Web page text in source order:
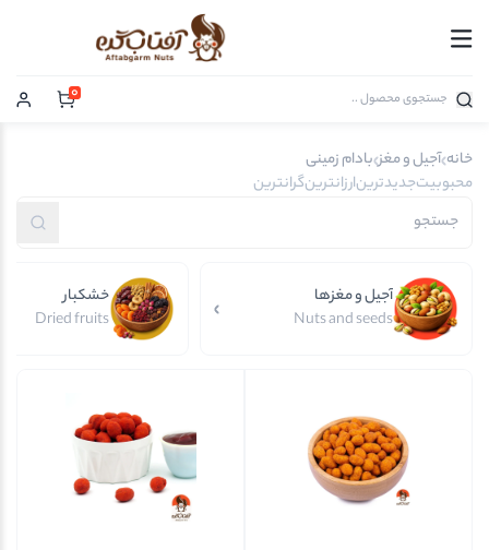
0
خانه آجیل و مغز بادام زمینی
محبوبیتجدیدترینارزانترینگرانترین
آجیل و مغزها
Nuts and seeds
خشکبار
Dried fruits